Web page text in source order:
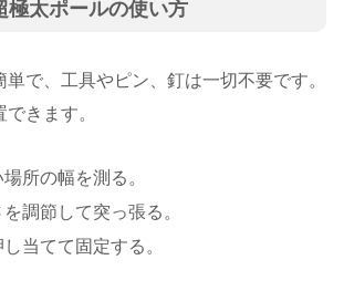
極太ポールの使い方
で、工具やピン、釘は一切不要です。
きます。
所の幅を測る。
調節して突っ張る。
当てて固定する。